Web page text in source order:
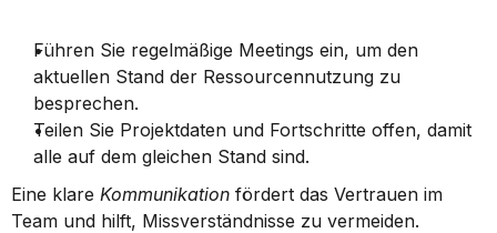
Führen Sie regelmäßige Meetings ein, um den
aktuellen Stand der Ressourcennutzung zu
besprechen.
Teilen Sie Projektdaten und Fortschritte offen, damit
alle auf dem gleichen Stand sind.
Eine klare Kommunikation fördert das Vertrauen im
Team und hilft, Missverständnisse zu vermeiden.